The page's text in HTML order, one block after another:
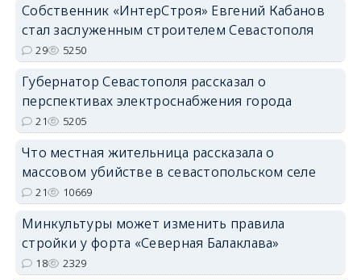
Собственник «ИнтерСтроя» Евгений Кабанов
стал заслуженным строителем Севастополя
29 5250
Губернатор Севастополя рассказал о
перспективах электроснабжения города
21 5205
Что местная жительница рассказала о
массовом убийстве в севастопольском селе
21 10669
Минкультуры может изменить правила
стройки у форта «Северная Балаклава»
18 2329